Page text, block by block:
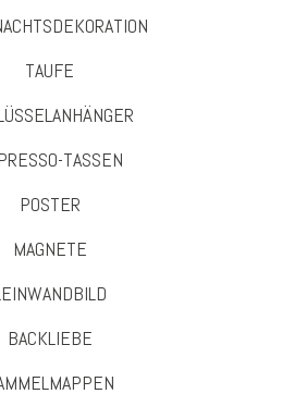
TAUFE
TASSEN
POSTER
MAGNETE
BACKLIEBE